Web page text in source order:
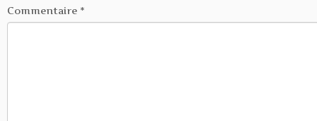
Commentaire *